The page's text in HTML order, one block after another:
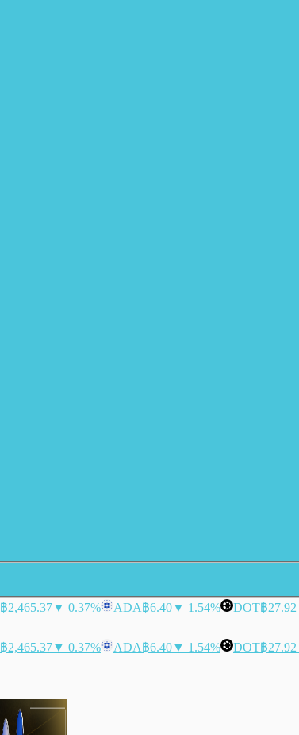
฿2,465.37▼ 0.37% ADA฿6.40▼ 1.54% DOT฿27.92
฿2,465.37▼ 0.37% ADA฿6.40▼ 1.54% DOT฿27.92